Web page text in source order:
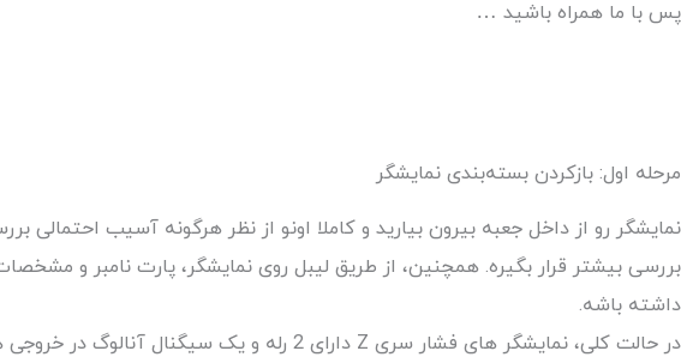
پس با ما همراه باشید …
مرحله اول: بازکردن بسته‌بندی نمایشگر
نمایشگر رو از داخل جعبه بیرون بیارید و کاملا اونو از نظر هرگونه آسیب
بررسی بیشتر قرار بگیره. همچنین، از طریق لیبل روی نمایشگر، پارت نامبر و
داشته باشه.